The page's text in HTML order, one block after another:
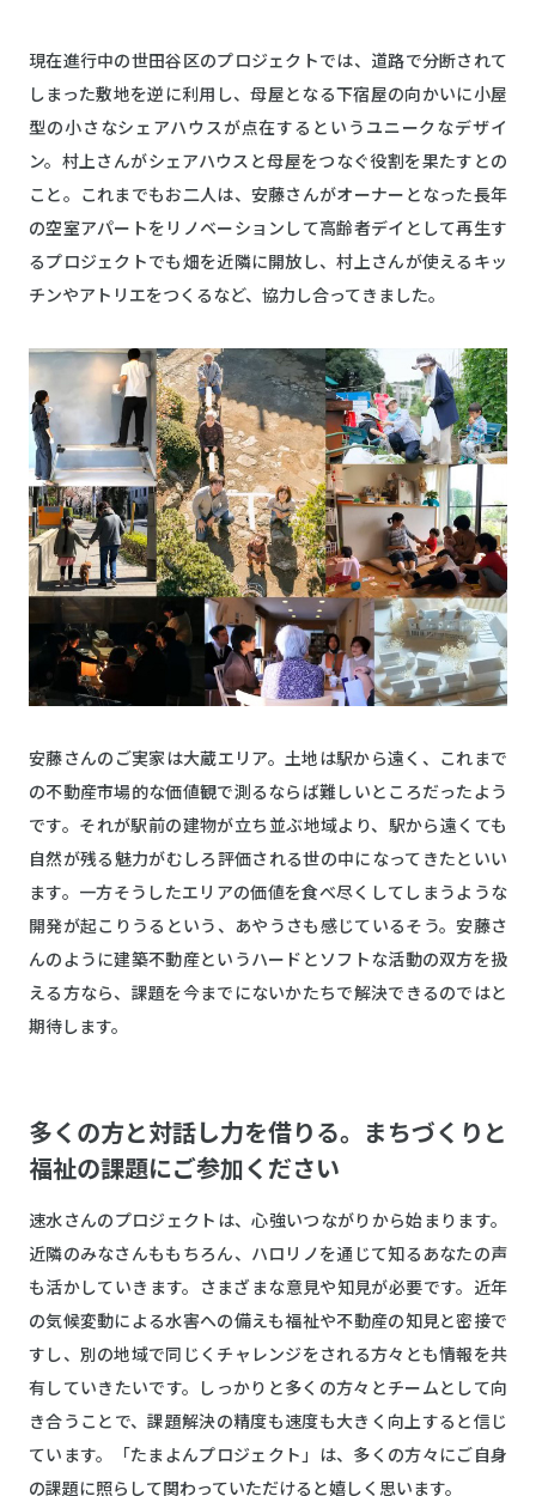
現在進行中の世田谷区のプロジェクトでは、道路で分断されて
しまった敷地を逆に利用し、母屋となる下宿屋の向かいに小屋
型の小さなシェアハウスが点在するというユニークなデザイ
ン。村上さんがシェアハウスと母屋をつなぐ役割を果たすとの
こと。これまでもお二人は、安藤さんがオーナーとなった長年
の空室アパートをリノベーションして高齢者デイとして再生す
るプロジェクトでも畑を近隣に開放し、村上さんが使えるキッ
チンやアトリエをつくるなど、協力し合ってきました。
安藤さんのご実家は大蔵エリア。土地は駅から遠く、これまで
の不動産市場的な価値観で測るならば難しいところだったよう
です。それが駅前の建物が立ち並ぶ地域より、駅から遠くても
自然が残る魅力がむしろ評価される世の中になってきたといい
ます。一方そうしたエリアの価値を食べ尽くしてしまうような
開発が起こりうるという、あやうさも感じているそう。安藤さ
んのように建築不動産というハードとソフトな活動の双方を扱
える方なら、課題を今までにないかたちで解決できるのではと
期待します。
多くの方と対話し力を借りる。まちづくりと
福祉の課題にご参加ください
速水さんのプロジェクトは、心強いつながりから始まります。
近隣のみなさんももちろん、ハロリノを通じて知るあなたの声
も活かしていきます。さまざまな意見や知見が必要です。近年
の気候変動による水害への備えも福祉や不動産の知見と密接で
すし、別の地域で同じくチャレンジをされる方々とも情報を共
有していきたいです。しっかりと多くの方々とチームとして向
き合うことで、課題解決の精度も速度も大きく向上すると信じ
ています。「たまよんプロジェクト」は、多くの方々にご自身
の課題に照らして関わっていただけると嬉しく思います。